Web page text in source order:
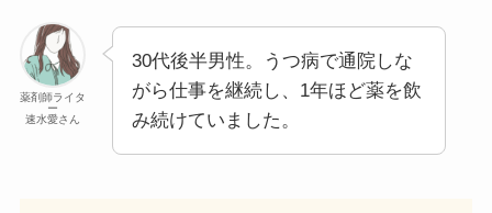
薬剤師ライタ
ー
速水愛さん
30代後半男性。うつ病で通院しな
がら仕事を継続し、1年ほど薬を飲
み続けていました。